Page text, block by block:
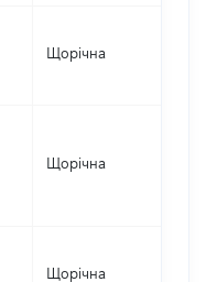
Щорічна
Щорічна
Щорічна